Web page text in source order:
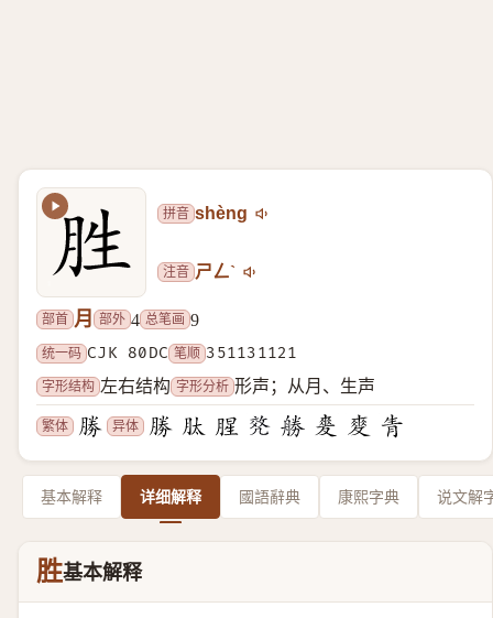
拼音 shèng
注音 ㄕㄥˋ
部首 月 部外 4 总笔画 9
统一码 CJK 80DC 笔顺 351131121
字形结构 左右结构 字形分析 形声；从月、生声
繁体 异体
基本解释 详细解释 國語辭典 康熙字典 说文解
胜基本解释